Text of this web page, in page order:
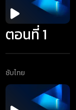
ตอนที่ 1
ซับไทย